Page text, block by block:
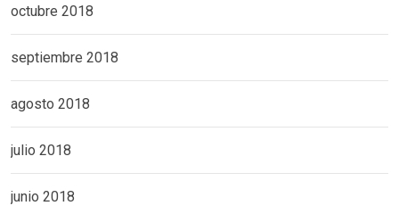
octubre 2018
septiembre 2018
agosto 2018
julio 2018
junio 2018